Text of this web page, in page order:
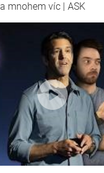
mnohem víc | ASK